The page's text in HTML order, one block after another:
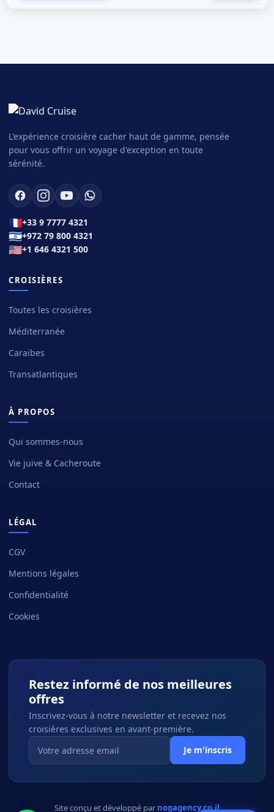
L'expérience croisière cacher haut de gamme, pensée
pour vous offrir un voyage d'exception en toute
sérénité.
🇫🇷+33 9 7777 4321
🇮🇱+972 79 800 4321
🇺🇸+1 646 4321 500
CROISIÈRES
Toutes les croisières
Méditerranée
Caraïbes
Transatlantiques
À PROPOS
Qui sommes-nous
Vie juive & Cacheroute
Contact
LÉGAL
CGV
Mentions légales
Confidentialité
Cookies
Restez informé de nos meilleures
offres
Inscrivez-vous à notre newsletter et recevez nos
croisières exclusives en avant-première.
Je m'inscris
Site conçu et développé par nogagency.co.il